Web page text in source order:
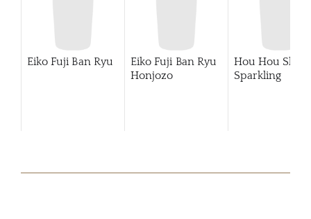
Eiko Fuji Ban Ryu
Eiko Fuji Ban Ryu
Honjozo
Hou Hou Shu
Sparkling